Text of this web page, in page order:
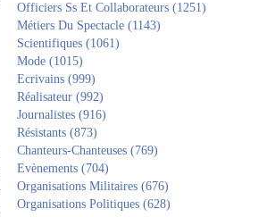
Officiers Ss Et Collaborateurs (1251)
Métiers Du Spectacle (1143)
Scientifiques (1061)
Mode (1015)
Ecrivains (999)
Réalisateur (992)
Journalistes (916)
Résistants (873)
Chanteurs-Chanteuses (769)
Evènements (704)
Organisations Militaires (676)
Organisations Politiques (628)